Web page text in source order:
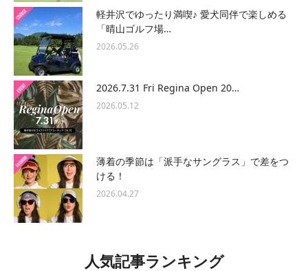
軽井沢でゆったり満喫♪ 愛犬同伴で楽しめる
「晴山ゴルフ場…
2026.05.26
2026.7.31 Fri Regina Open 20…
2026.05.12
薄着の季節は「派手なサングラス」で差をつ
ける！
2026.04.27
人気記事ランキング